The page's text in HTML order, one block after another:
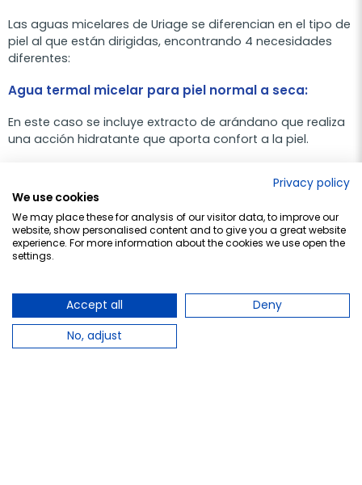
Las aguas micelares de Uriage se diferencian en el tipo de
piel al que están dirigidas, encontrando 4 necesidades
diferentes:
Agua termal micelar para piel normal a seca:
En este caso se incluye extracto de arándano que realiza
una acción hidratante que aporta confort a la piel.
Con extracto de manzana y Pore Refine que de forma
conjunta realizan una acción seborreguladora que
normalizan la grasa en el rostro.
Con una composición específicamente diseñada para
pieles sensibles con o sin rosácea. Con extracto de
albaricoque que aporta una acción calmante.
Privacy policy
We use cookies
We may place these for analysis of our visitor data, to improve our
website, show personalised content and to give you a great website
experience. For more information about the cookies we use open the
settings.
Accept all
Deny
No, adjust